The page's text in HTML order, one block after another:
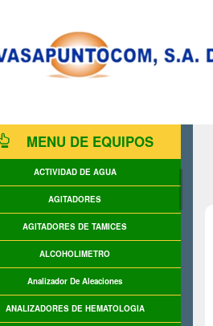
MENU DE EQUIPOS
ACTIVIDAD DE AGUA
AGITADORES
AGITADORES DE TAMICES
ALCOHOLIMETRO
Analizador De Aleaciones
ANALIZADORES DE HEMATOLOGIA